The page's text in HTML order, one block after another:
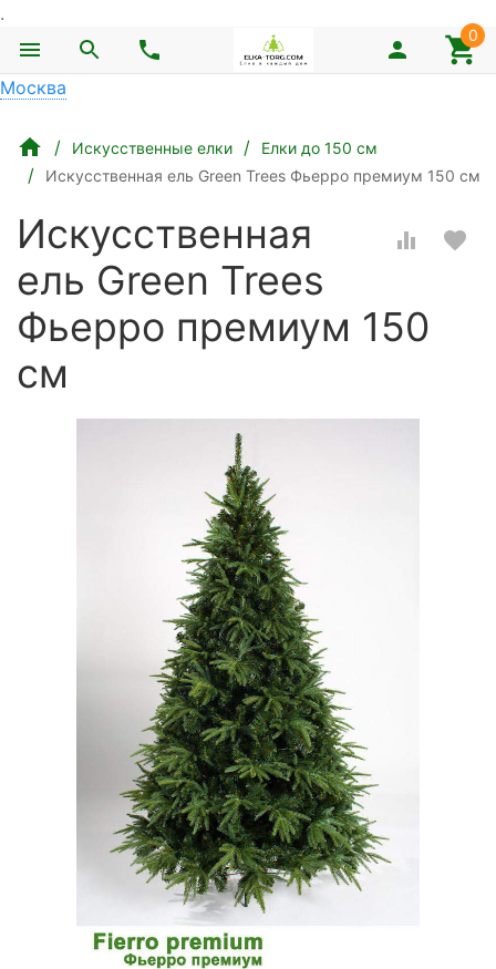
.
0
Москва
Искусственные елки
Елки до 150 см
Искусственная ель Green Trees Фьерро премиум 150 см
Искусственная
ель Green Trees
Фьерро премиум 150
см